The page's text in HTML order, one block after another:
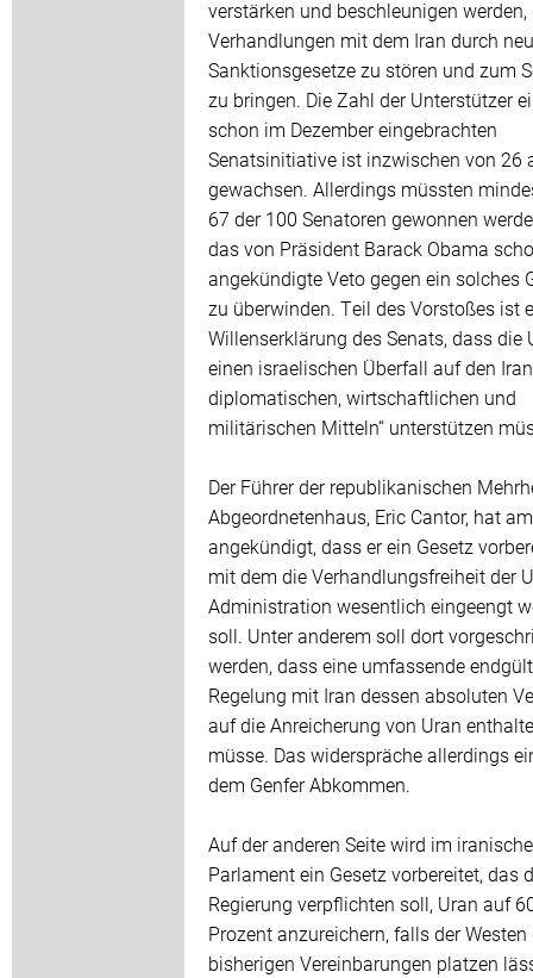
verstärken und beschleunigen werden,
Verhandlungen mit dem Iran durch
Sanktionsgesetze zu stören und zum
zu bringen. Die Zahl der Unterstützer
schon im Dezember eingebrachten
Senatsinitiative ist inzwischen von 26
gewachsen. Allerdings müssten
67 der 100 Senatoren gewonnen
das von Präsident Barack Obama
angekündigte Veto gegen ein solches
zu überwinden. Teil des Vorstoßes ist
Willenserklärung des Senats, dass die
einen israelischen Überfall auf den
diplomatischen, wirtschaftlichen und
militärischen Mitteln“ unterstützen
Der Führer der republikanischen
Abgeordnetenhaus, Eric Cantor, hat
angekündigt, dass er ein Gesetz
mit dem die Verhandlungsfreiheit der
Administration wesentlich eingeengt
soll. Unter anderem soll dort
werden, dass eine umfassende
Regelung mit Iran dessen absoluten
auf die Anreicherung von Uran
müsse. Das widerspräche allerdings
dem Genfer Abkommen.
Auf der anderen Seite wird im
Parlament ein Gesetz vorbereitet, das
Regierung verpflichten soll, Uran auf
Prozent anzureichern, falls der Westen
bisherigen Vereinbarungen platzen